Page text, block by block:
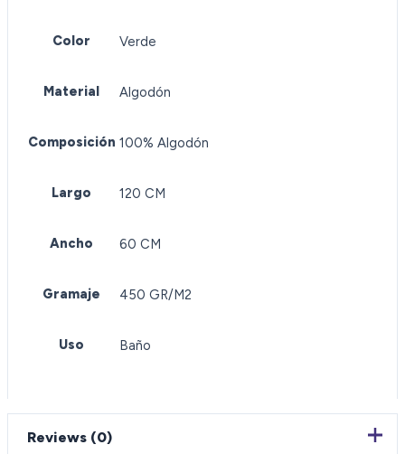
Color Verde
Material Algodón
Composición 100% Algodón
Largo 120 CM
Ancho 60 CM
Gramaje 450 GR/M2
Uso Baño
Reviews (0)